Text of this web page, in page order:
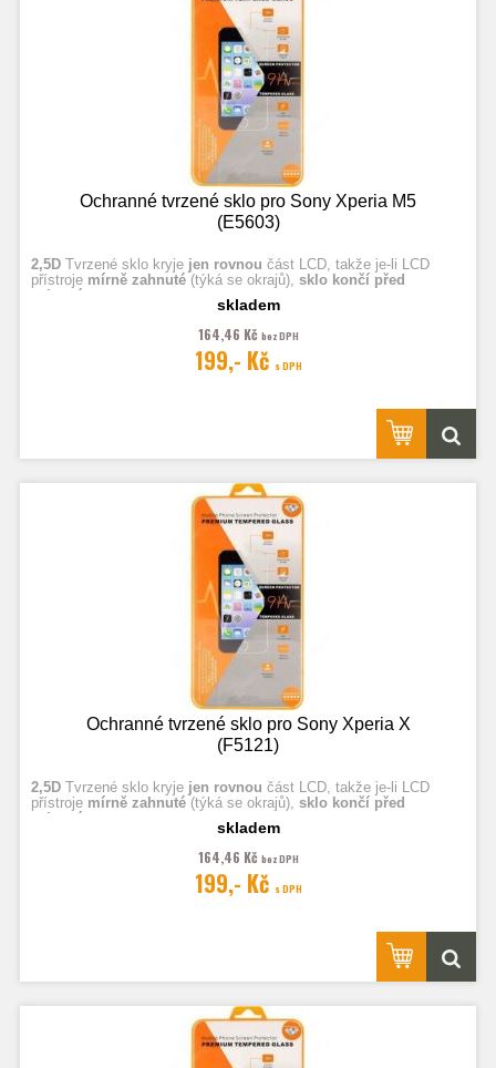
Ochranné tvrzené sklo pro Sony Xperia M5
(E5603)
2,5D Tvrzené sklo kryje jen rovnou část LCD, takže je-li LCD
přístroje mírně zahnuté (týká se okrajů), sklo končí před
zahnutím.
Fotografie jsou ilustrační.
skladem
164,46 Kč bez DPH
199,- Kč s DPH
Ochranné tvrzené sklo pro Sony Xperia X
(F5121)
2,5D Tvrzené sklo kryje jen rovnou část LCD, takže je-li LCD
přístroje mírně zahnuté (týká se okrajů), sklo končí před
zahnutím.
Fotografie jsou ilustrační.
skladem
164,46 Kč bez DPH
199,- Kč s DPH